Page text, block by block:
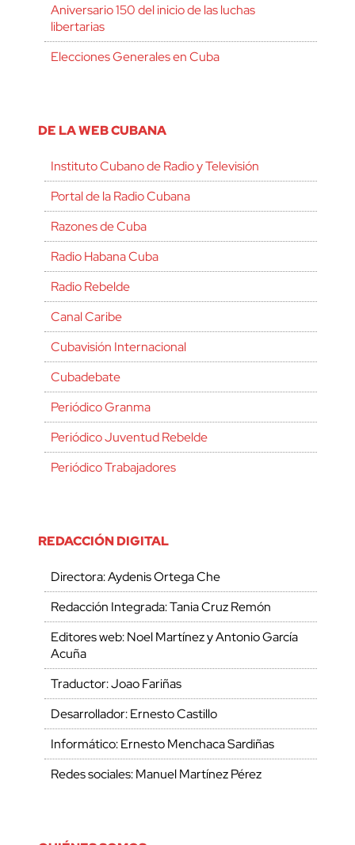
Aniversario 150 del inicio de las luchas
libertarias
Elecciones Generales en Cuba
DE LA WEB CUBANA
Instituto Cubano de Radio y Televisión
Portal de la Radio Cubana
Razones de Cuba
Radio Habana Cuba
Radio Rebelde
Canal Caribe
Cubavisión Internacional
Cubadebate
Periódico Granma
Periódico Juventud Rebelde
Periódico Trabajadores
REDACCIÓN DIGITAL
Directora: Aydenis Ortega Che
Redacción Integrada: Tania Cruz Remón
Editores web: Noel Martínez y Antonio García
Acuña
Traductor: Joao Fariñas
Desarrollador: Ernesto Castillo
Informático: Ernesto Menchaca Sardiñas
Redes sociales: Manuel Martínez Pérez